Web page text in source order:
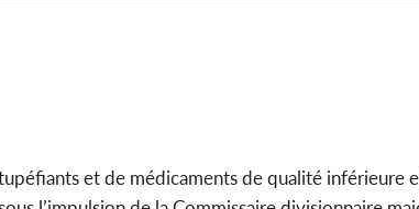
et de médicaments de qualité inférieure